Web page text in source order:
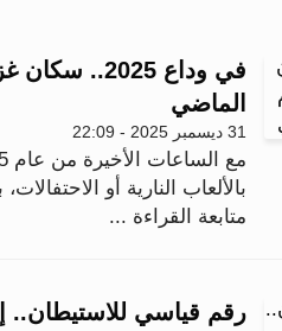
في وداع
الماضي
31 ديسمبر 2025 - 22:09
بالألعاب النارية أو
متابعة القراءة ...